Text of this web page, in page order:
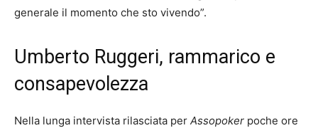
generale il momento che sto vivendo”.
Umberto Ruggeri, rammarico e
consapevolezza
Nella lunga intervista rilasciata per Assopoker poche ore